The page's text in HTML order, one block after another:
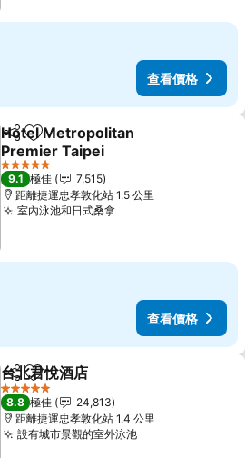
查看價格
分享 放到收藏夾
Hotel Metropolitan
Premier Taipei
查看價格
5 星級
9.1 極佳
7,515
距離捷運忠孝敦化站 1.5 公里
室內泳池和日式桑拿查看價格
查看價格
分享 放到收藏夾
台北君悅酒店
5 星級
8.8 極佳
24,813
距離捷運忠孝敦化站 1.4 公里
設有城市景觀的室外泳池查看價格